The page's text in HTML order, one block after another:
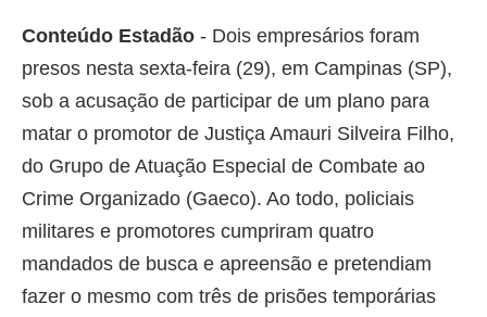
Conteúdo Estadão - Dois empresários foram
presos nesta sexta-feira (29), em Campinas (SP),
sob a acusação de participar de um plano para
matar o promotor de Justiça Amauri Silveira Filho,
do Grupo de Atuação Especial de Combate ao
Crime Organizado (Gaeco). Ao todo, policiais
militares e promotores cumpriram quatro
mandados de busca e apreensão e pretendiam
fazer o mesmo com três de prisões temporárias